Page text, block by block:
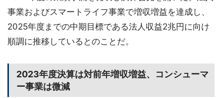
事業およびスマートライフ事業で増収増益を達成し、
2025年度までの中期目標である法人収益2兆円に向け
順調に推移しているとのことだ。
2023年度決算は対前年増収増益、コンシューマ
ー事業は微減